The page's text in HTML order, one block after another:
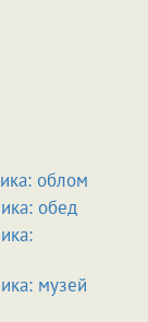
облом
обед
музей